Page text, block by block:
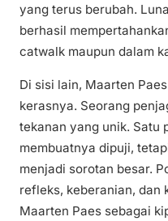
yang terus berubah.
berhasil
catwalk maupun dalam
Di sisi lain, Maarten
kerasnya. Seorang
tekanan yang unik. Satu
membuatnya dipuji,
menjadi sorotan besar.
refleks, keberanian, dan
Maarten Paes sebagai